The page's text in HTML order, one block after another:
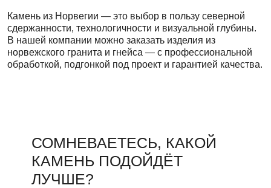
Камень из Норвегии — это выбор в пользу северной
сдержанности, технологичности и визуальной глубины.
В нашей компании можно заказать изделия из
норвежского гранита и гнейса — с профессиональной
обработкой, подгонкой под проект и гарантией качества.
СОМНЕВАЕТЕСЬ, КАКОЙ
КАМЕНЬ ПОДОЙДЁТ
ЛУЧШЕ?